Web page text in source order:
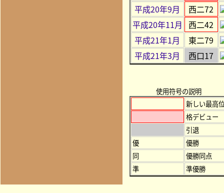
平成20年9月
西二72
平成20年11月
西二42
平成21年1月
東二79
平成21年3月
西口17
使用符号の説明
新しい最高
格デビュー
引退
優
優勝
同
優勝同点
準
準優勝